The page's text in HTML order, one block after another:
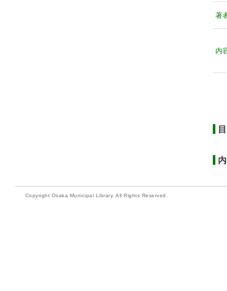
著
内
Copyright Osaka Municipal Library. All Rights Reserved.